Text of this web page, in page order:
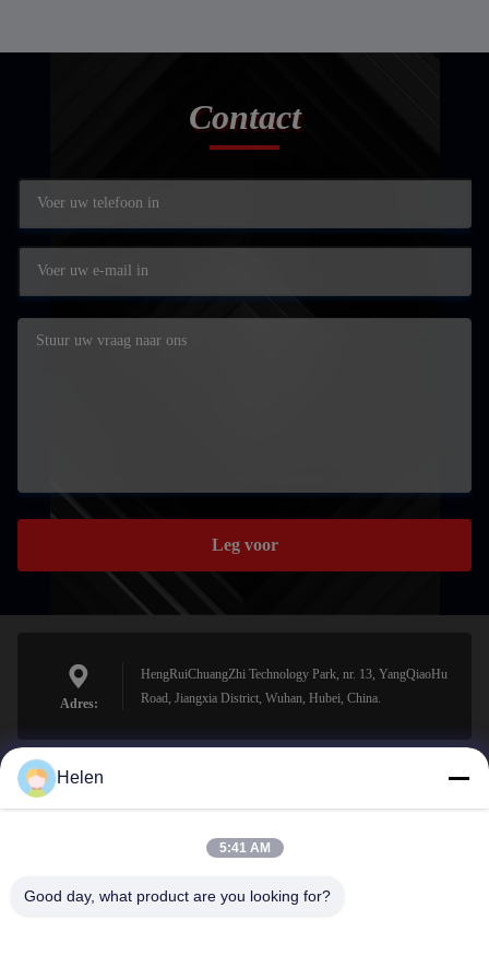
Contact
Leg voor
Adres:
HengRuiChuangZhi Technology Park, nr. 13, YangQiaoHu
Road, Jiangxia District, Wuhan, Hubei, China.
sales@perfectlaser.net
Helen
5:41 AM
Good day, what product are you looking for?